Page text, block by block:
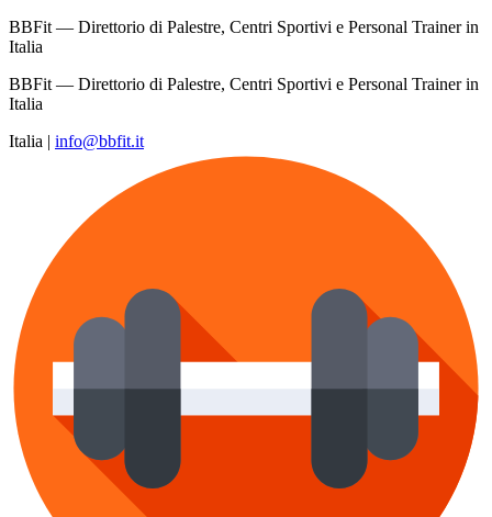
BBFit — Direttorio di Palestre, Centri Sportivi e Personal Trainer in
Italia
BBFit — Direttorio di Palestre, Centri Sportivi e Personal Trainer in
Italia
Italia | info@bbfit.it